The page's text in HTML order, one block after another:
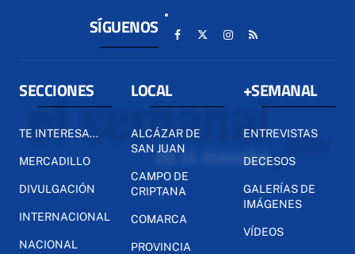
SÍGUENOS
SECCIONES
TE INTERESA...
MERCADILLO
DIVULGACIÓN
INTERNACIONAL
NACIONAL
LOCAL
ALCÁZAR DE
SAN JUAN
CAMPO DE
CRIPTANA
COMARCA
PROVINCIA
+SEMANAL
ENTREVISTAS
DECESOS
GALERÍAS DE
IMÁGENES
VÍDEOS